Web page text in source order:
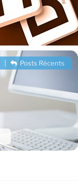
Posts Récents